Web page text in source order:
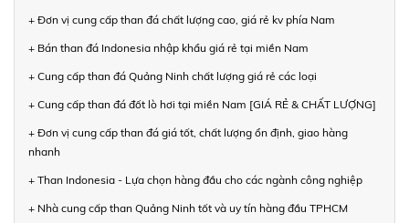
+ Đơn vị cung cấp than đá chất lượng cao, giá rẻ kv phía Nam
+ Bán than đá Indonesia nhập khẩu giá rẻ tại miền Nam
+ Cung cấp than đá Quảng Ninh chất lượng giá rẻ các loại
+ Cung cấp than đá đốt lò hơi tại miền Nam [GIÁ RẺ & CHẤT LƯỢNG]
+ Đơn vị cung cấp than đá giá tốt, chất lượng ổn định, giao hàng
nhanh
+ Than Indonesia - Lựa chọn hàng đầu cho các ngành công nghiệp
+ Nhà cung cấp than Quảng Ninh tốt và uy tín hàng đầu TPHCM